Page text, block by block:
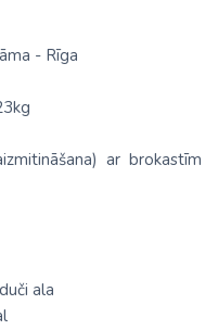
- Rīga
ar brokastīm
ala